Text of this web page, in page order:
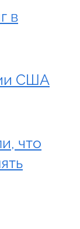
в
США
что